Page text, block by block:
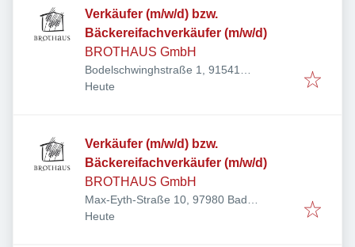
Verkäufer (m/w/d) bzw.
Bäckereifachverkäufer (m/w/d)
BROTHAUS GmbH
Bodelschwinghstraße 1, 91541
Rothenburg ob der Tauber, Deutschland
Veröffentlicht
Heute
Verkäufer (m/w/d) bzw.
Bäckereifachverkäufer (m/w/d)
BROTHAUS GmbH
Max-Eyth-Straße 10, 97980 Bad
Mergentheim, Deutschland
Veröffentlicht
Heute